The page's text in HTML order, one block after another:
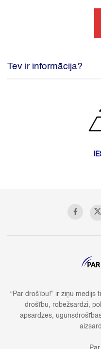
Tev ir informācija?
“Par drošību!” ir ziņu medijs
drošību, robežsardzi,
apsardzes,